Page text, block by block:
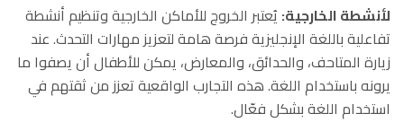
لأنشطة الخارجية: يُعتبر الخروج للأماكن الخارجية وتنظيم أنشطة
تفاعلية باللغة الإنجليزية فرصة هامة لتعزيز مهارات التحدث. عند
زيارة المتاحف، والحدائق، والمعارض، يمكن للأطفال أن يصفوا ما
يرونه باستخدام اللغة. هذه التجارب الواقعية تعزز من ثقتهم في
استخدام اللغة بشكل فعّال.